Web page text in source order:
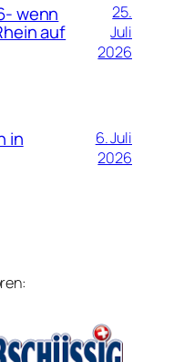
wenn
auf
25.
Juli
2026
in
6. Juli
2026